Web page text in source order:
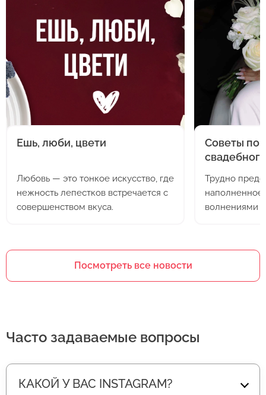
Ешь, люби, цвети
Любовь — это тонкое искусство, где
нежность лепестков встречается с
совершенством вкуса.
Советы по
Трудно
волнениями
себя в
жениха и,
Посмотреть все новости
Часто задаваемые вопросы
КАКОЙ У ВАС INSTAGRAM?